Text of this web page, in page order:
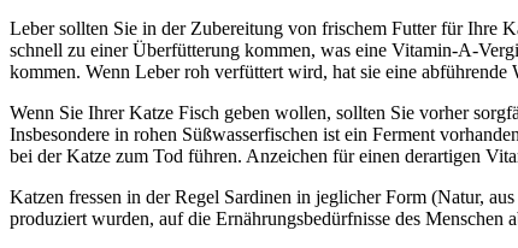
Leber sollten Sie in der Zubereitung von frischem Futter für Ihre
schnell zu einer Überfütterung kommen, was eine Vitamin-A-
kommen. Wenn Leber roh verfüttert wird, hat sie eine
Wenn Sie Ihrer Katze Fisch geben wollen, sollten Sie vorher
Insbesondere in rohen Süßwasserfischen ist ein Ferment
bei der Katze zum Tod führen. Anzeichen für einen derartigen
Katzen fressen in der Regel Sardinen in jeglicher Form (Natur,
produziert wurden, auf die Ernährungsbedürfnisse des